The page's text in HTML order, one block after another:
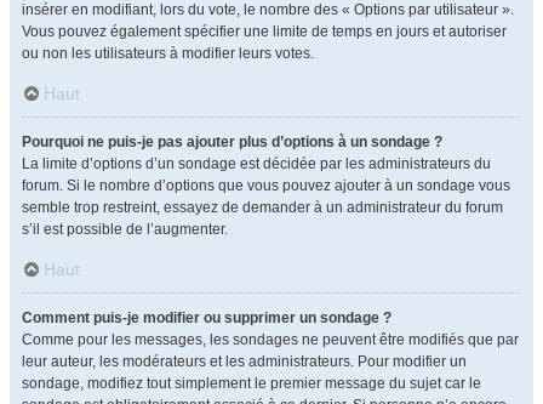
insérer en modifiant, lors du vote, le nombre des « Options par utilisateur ».
Vous pouvez également spécifier une limite de temps en jours et autoriser
ou non les utilisateurs à modifier leurs votes.
Haut
Pourquoi ne puis-je pas ajouter plus d’options à un sondage ?
La limite d’options d’un sondage est décidée par les administrateurs du
forum. Si le nombre d’options que vous pouvez ajouter à un sondage vous
semble trop restreint, essayez de demander à un administrateur du forum
s’il est possible de l’augmenter.
Haut
Comment puis-je modifier ou supprimer un sondage ?
Comme pour les messages, les sondages ne peuvent être modifiés que par
leur auteur, les modérateurs et les administrateurs. Pour modifier un
sondage, modifiez tout simplement le premier message du sujet car le